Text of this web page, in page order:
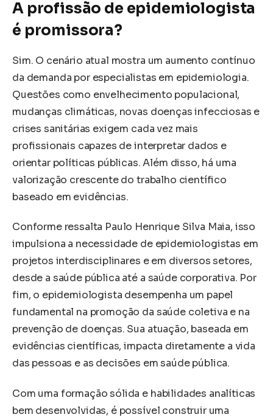
A profissão de epidemiologista
é promissora?
Sim. O cenário atual mostra um aumento contínuo
da demanda por especialistas em epidemiologia.
Questões como envelhecimento populacional,
mudanças climáticas, novas doenças infecciosas e
crises sanitárias exigem cada vez mais
profissionais capazes de interpretar dados e
orientar políticas públicas. Além disso, há uma
valorização crescente do trabalho científico
baseado em evidências.
Conforme ressalta Paulo Henrique Silva Maia, isso
impulsiona a necessidade de epidemiologistas em
projetos interdisciplinares e em diversos setores,
desde a saúde pública até a saúde corporativa. Por
fim, o epidemiologista desempenha um papel
fundamental na promoção da saúde coletiva e na
prevenção de doenças. Sua atuação, baseada em
evidências científicas, impacta diretamente a vida
das pessoas e as decisões em saúde pública.
Com uma formação sólida e habilidades analíticas
bem desenvolvidas, é possível construir uma